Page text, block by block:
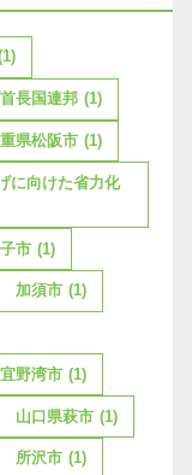
長国連邦 (1)
県松阪市 (1)
に向けた省力化
市 (1)
加須市 (1)
宜野湾市 (1)
山口県萩市 (1)
所沢市 (1)